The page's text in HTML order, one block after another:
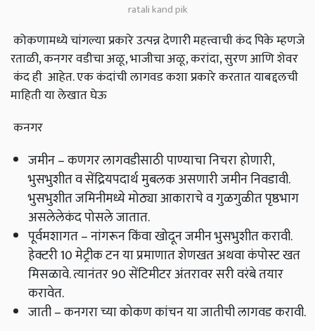
ratali kand pik
कोकणामध्ये चांगल्या प्रकारे उत्पन्न देणारी महत्त्वाची कंद पिके म्हणजे
रताळी, कनगर वडीचा अळू, भाजीचा अळू, करांदा, सुरण आणि शेवर
कंद ही आहेत. एक कंदांची लागवड कशा प्रकारे करतात याबद्दलची
माहिती या लेखात घेऊ
कनगर
जमीन – कणगर लागवडीसाठी पाण्याचा निचरा होणारी,
भुसभुशीत व सेंद्रियपदार्थ मुबलक असणारी जमीन निवडावी.
भुसभुशीत जमिनीमध्ये मोठ्या आकाराचे व गुळगुळीत पृष्ठभाग
असलेलेकंद पोसले जातात.
पूर्वमशागत – नांगरून किंवा खोदून जमीन भुसभुशीत करावी.
हेक्टरी 10 मेट्रीक टन या प्रमाणात शेणखत अथवा कंपोस्ट खत
मिसळावे. त्यानंतर 90 सेंटिमीटर अंतरावर सरी वरंबे तयार
करावेत.
जाती – कनगरा च्या कोकण कांचन या जातीची लागवड करावी.